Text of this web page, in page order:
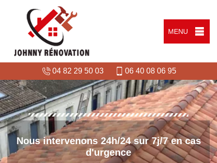
MENU
04 82 29 50 03 06 40 08 06 95
Nous intervenons 24h/24 sur 7j/7 en cas
d'urgence